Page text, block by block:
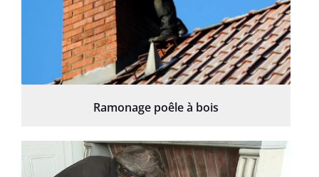
Ramonage poêle à bois